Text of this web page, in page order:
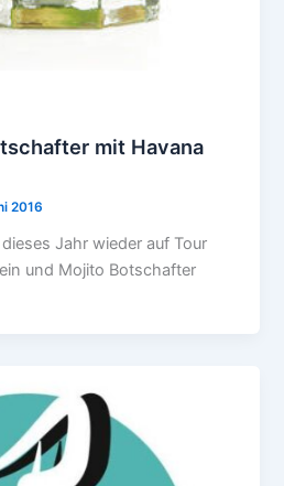
mit Havana
2016
Jahr wieder auf Tour
und Mojito Botschafter